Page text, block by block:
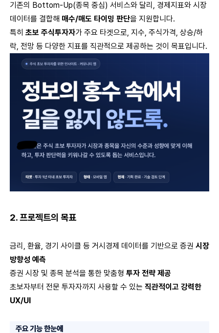
기존의 Bottom-Up(종목 중심) 서비스와 달리, 경제지표와 시장
데이터를 결합해 매수/매도 타이밍 판단을 지원합니다.
특히 초보 주식투자자가 주요 타겟으로, 지수, 주식가격, 상승/하
락, 전망 등 다양한 지표를 직관적으로 제공하는 것이 목표입니다.
2. 프로젝트의 목표
금리, 환율, 경기 사이클 등 거시경제 데이터를 기반으로 증권 시장
방향성 예측
증권 시장 및 종목 분석을 통한 맞춤형 투자 전략 제공
초보자부터 전문 투자자까지 사용할 수 있는 직관적이고 강력한
UX/UI